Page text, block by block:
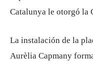
Catalunya le otorgó la
La instalación de la
Aurèlia Capmany